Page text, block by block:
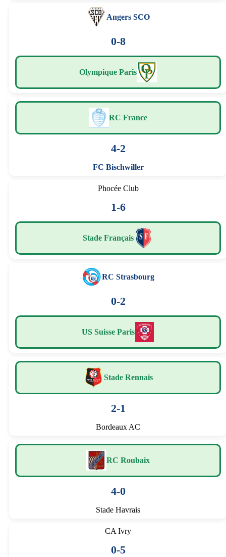
Angers SCO
0-8
Olympique Paris
RC France
4-2
FC Bischwiller
Phocée Club
1-6
Stade Français
RC Strasbourg
0-2
US Suisse Paris
Stade Rennais
2-1
Bordeaux AC
RC Roubaix
4-0
Stade Havrais
CA Ivry
0-5